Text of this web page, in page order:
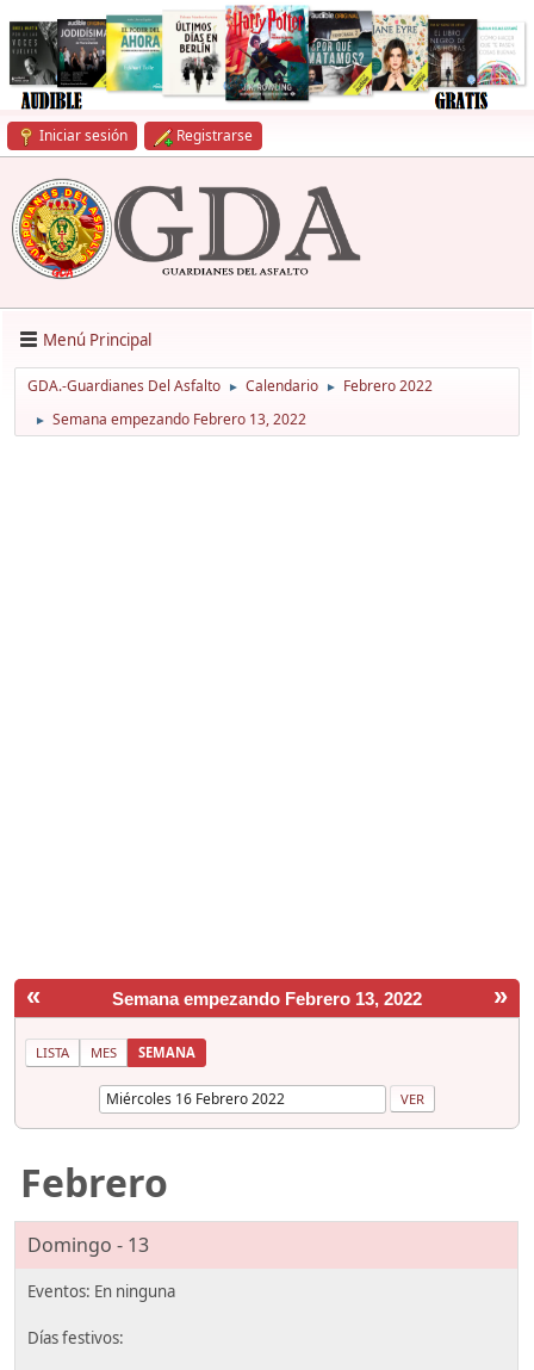
Iniciar sesión Registrarse
Menú Principal
GDA.-Guardianes Del Asfalto ► Calendario ► Febrero 2022
► Semana empezando Febrero 13, 2022
« »
Semana empezando Febrero 13, 2022
LISTA MES SEMANA
Febrero
Domingo - 13